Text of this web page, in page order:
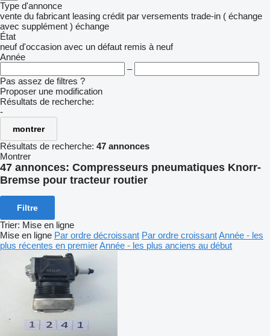
Type d'annonce
vente du fabricant leasing crédit par versements trade-in ( échange
avec supplément ) échange
État
neuf d'occasion avec un défaut remis à neuf
Année
–
Pas assez de filtres ?
Proposer une modification
Résultats de recherche:
-
montrer
Résultats de recherche: 47 annonces
Montrer
47 annonces: Compresseurs pneumatiques Knorr-
Bremse pour tracteur routier
Filtre
Trier: Mise en ligne
Mise en ligne Par ordre décroissant Par ordre croissantAnnée - les
plus récentes en premierAnnée - les plus anciens au début